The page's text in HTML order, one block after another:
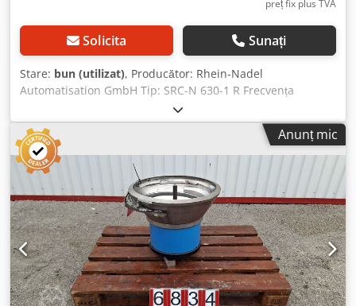
preț fix plus TVA
Solicita Sunați
Stare: bun (utilizat), Producător: Rhein-Nadel
Automatisation GmbH Tip: SRC-N 630-1 R Frecvența
vibrațiilor: 50 Hz / 3000 min⁻¹ Csdpfx Ajgth U Iebherf Putere
electrică: 220 V Diametru tobă: 900 mm Vibrație reglabilă
Anunț mic